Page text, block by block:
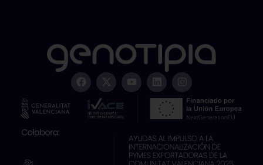
F
a
c
X
-
t
w
i
Y
o
u
e
L
i
n
k
e
i
n
I
n
s
a
r
a
m